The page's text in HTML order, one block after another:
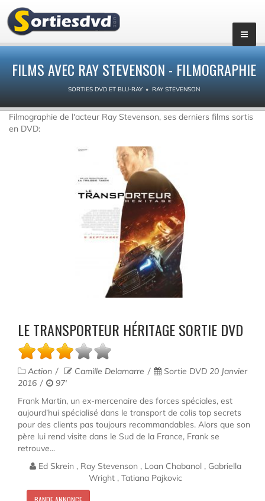
FILMS AVEC RAY STEVENSON - FILMOGRAPHIE
SORTIES DVD ET BLU-RAY RAY STEVENSON
Filmographie de l'acteur Ray Stevenson, ses derniers films sortis
en DVD:
LE TRANSPORTEUR HÉRITAGE SORTIE DVD
Action Camille Delamarre
Sortie DVD 20 Janvier
2016
97'
Frank Martin, un ex-mercenaire des forces spéciales, est
aujourd’hui spécialisé dans le transport de colis top secrets
pour des clients pas toujours recommandables. Alors que son
père lui rend visite dans le Sud de la France, Frank se
retrouve...
Ed Skrein , Ray Stevenson , Loan Chabanol , Gabriella
Wright , Tatiana Pajkovic